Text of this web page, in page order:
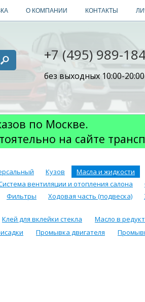
О КОМПАНИИ КОНТАКТЫ
+7 (495) 989-
без выходных 10:00-20:00
по Москве.
на сайте
Кузов Масла и жидкости
вентиляции и отопления салона
Фильтры Ходовая часть (подвеска)
Клей для вклейки стекла Масло в
Промывка двигателя